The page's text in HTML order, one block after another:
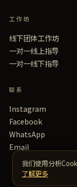
工作坊
线下团体工作坊
一对一线上指导
一对一线下指导
联系
Instagram
Facebook
WhatsApp
Email
我们使用分析
了解更多